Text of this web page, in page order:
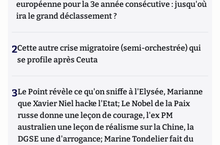
européenne pour la 3e année consécutive : jusqu'où
ira le grand déclassement ?
2Cette autre crise migratoire (semi-orchestrée) qui
se profile après Ceuta
3Le Point révèle ce qu'on sniffe à l'Elysée, Marianne
que Xavier Niel hacke l'Etat; Le Nobel de la Paix
russe donne une leçon de courage, l'ex PM
australien une leçon de réalisme sur la Chine, la
DGSE une d'arrogance; Marine Tondelier fait du